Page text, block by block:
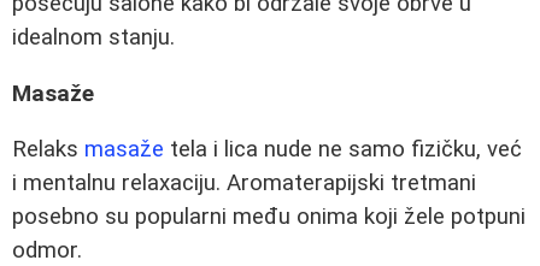
idealnom stanju.
Masaže
Relaks masaže tela i lica nude ne samo fizičku, već
i mentalnu relaxaciju. Aromaterapijski tretmani
posebno su popularni među onima koji žele potpuni
odmor.